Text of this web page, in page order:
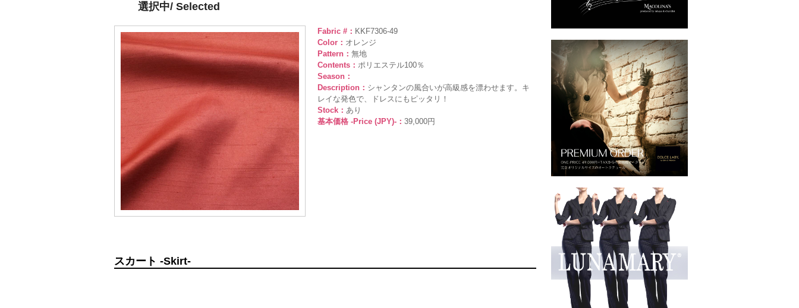
選択中/ Selected
Fabric #： KKF7306-49
Color： オレンジ
Pattern： 無地
Contents： ポリエステル100％
Season：
Description： シャンタンの風合いが高級感を漂わせます。キ
レイな発色で、ドレスにもピッタリ！
Stock： あり
基本価格 -Price (JPY)-： 39,000円
スカート -Skirt-